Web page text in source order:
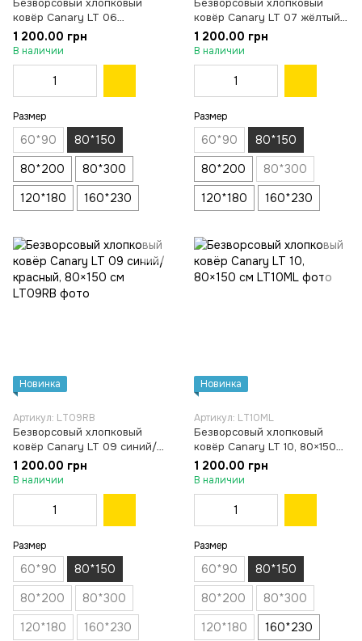
Безворсовый хлопковый
ковёр Canary LT 06
коричневый, 80×150 см
1 200.00 грн
В наличии
Размер
60*90
80*150
80*200
80*300
120*180
160*230
Безворсовый хлопковый
ковёр Canary LT 07 жёлтый,
80×150 см
1 200.00 грн
В наличии
Размер
60*90
80*150
80*200
80*300
120*180
160*230
Новинка
Артикул: LT09RB
Безворсовый хлопковый
ковёр Canary LT 09 синий/
красный, 80×150 см
1 200.00 грн
В наличии
Размер
60*90
80*150
80*200
80*300
120*180
160*230
Новинка
Артикул: LT10ML
Безворсовый хлопковый
ковёр Canary LT 10, 80×150
см
1 200.00 грн
В наличии
Размер
60*90
80*150
80*200
80*300
120*180
160*230